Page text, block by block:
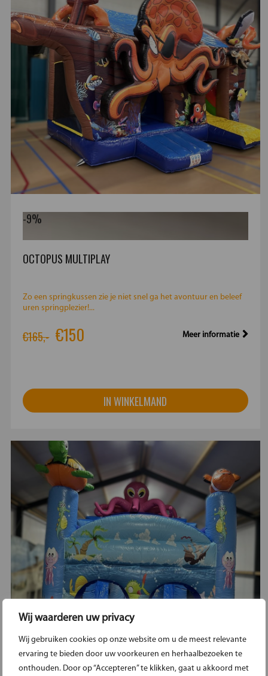
Wij waarderen uw privacy
Wij gebruiken cookies op onze website om u de meest relevante
ervaring te bieden door uw voorkeuren en herhaalbezoeken te
onthouden. Door op “Accepteren” te klikken, gaat u akkoord met
-9%
OCTOPUS MULTIPLAY
Zo een springkussen zie je niet snel ga het avontuur en beleef
uren springplezier!...
€165,- €150 Meer informatie
IN WINKELMAND